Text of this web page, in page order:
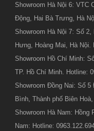
Showroom Hà Nội 6: VTC
Động, Hai Bà Trưng, Hà
Showroom Hà Nội 7: Số
Hưng, Hoàng Mai, Hà Nội.
Showroom Hồ Chí Minh:
TP. Hồ Chí Minh. Hotline:
Showroom Đồng Nai: Số
Bình, Thành phố Biên
Showroom Hà Nam: Hồng
Nam: Hotline: